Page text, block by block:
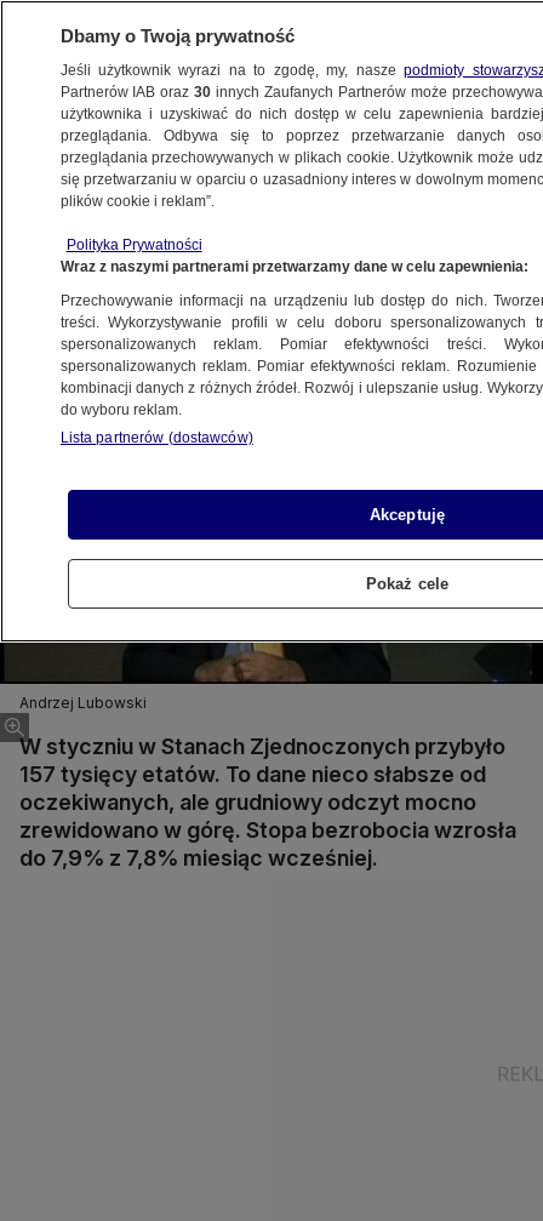
BIZNES
Z KRAJU
1.02.2013, 23:43
Udostępnij
Andrzej Lubowski
W styczniu w Stanach Zjednoczonych przybyło
157 tysięcy etatów. To dane nieco słabsze od
oczekiwanych, ale grudniowy odczyt mocno
zrewidowano w górę. Stopa bezrobocia wzrosła
do 7,9% z 7,8% miesiąc wcześniej.
Dbamy o Twoją prywatność
Jeśli użytkownik wyrazi na to zgodę, my, naszepodmioty
Partnerów IAB oraz30 innych Zaufanych Partnerów może
użytkownika i uzyskiwać do nich dostęp w celu zapewnienia
przeglądania. Odbywa się to poprzez przetwarzanie danych
przeglądania przechowywanych w plikach cookie. Użytkownik może
się przetwarzaniu w oparciu o uzasadniony interes w dowolnym
plików cookie i reklam”.
Polityka Prywatności
Wraz z naszymi partnerami przetwarzamy dane w celu zapewnienia:
Przechowywanie informacji na urządzeniu lub dostęp do nich.
treści. Wykorzystywanie profili w celu doboru spersonalizowanych
spersonalizowanych reklam. Pomiar efektywności treści.
spersonalizowanych reklam. Pomiar efektywności reklam.
kombinacji danych z różnych źródeł. Rozwój i ulepszanie usług.
do wyboru reklam.
Lista partnerów (dostawców)
Akceptuję
Pokaż cele